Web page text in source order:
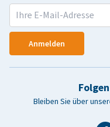
Anmelden
Bleiben Sie über